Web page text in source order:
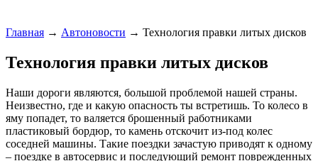
Главная → Автоновости → Технология правки литых дисков
Технология правки литых дисков
Наши дороги являются, большой проблемой нашей страны.
Неизвестно, где и какую опасность ты встретишь. То колесо в
яму попадет, то валяется брошенный работниками
пластиковый бордюр, то камень отскочит из-под колес
соседней машины. Такие поездки зачастую приводят к одному
– поездке в автосервис и последующий ремонт поврежденных